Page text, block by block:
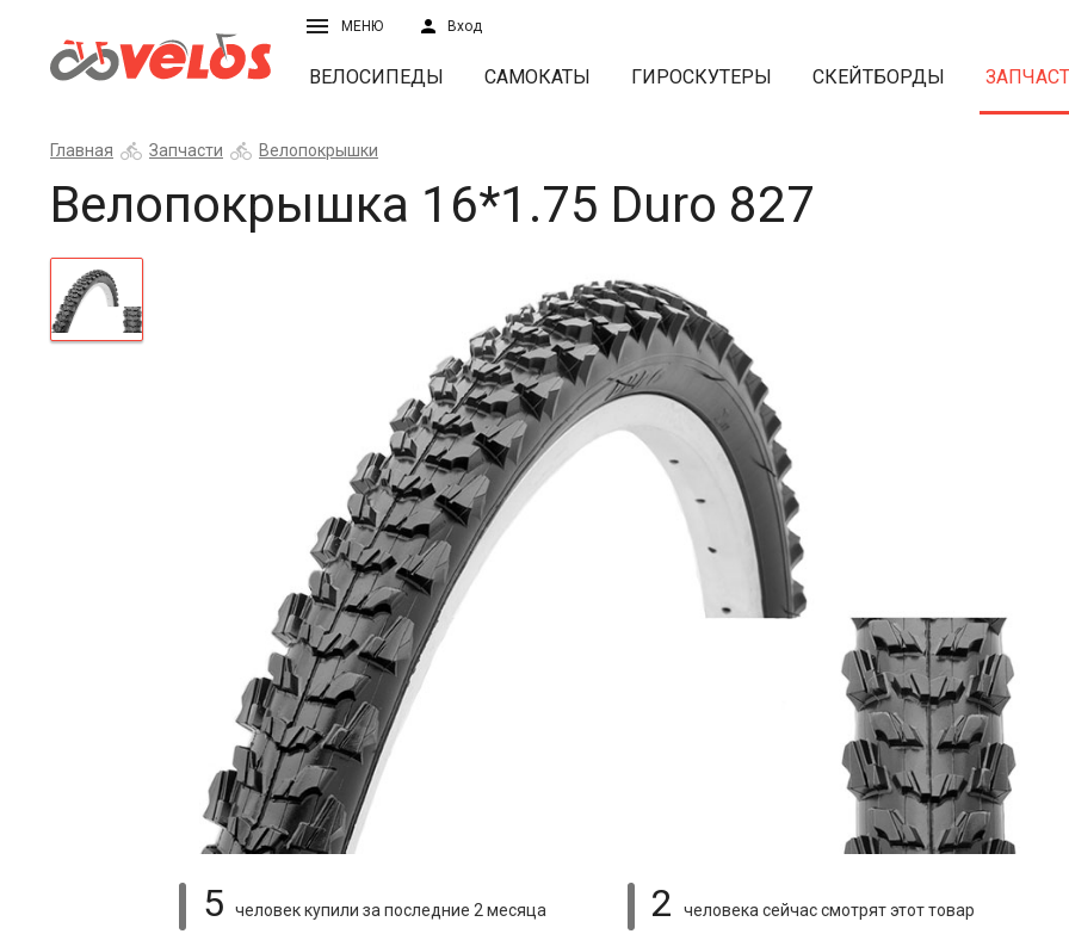
МЕНЮ Вход
ВЕЛОСИПЕДЫ САМОКАТЫ ГИРОСКУТЕРЫ СКЕЙТБОРДЫ
Главная Запчасти Велопокрышки
Велопокрышка 16*1.75 Duro 827
5 человек купили за последние 2 месяца 2 человека сейчас смотрятэтот товар